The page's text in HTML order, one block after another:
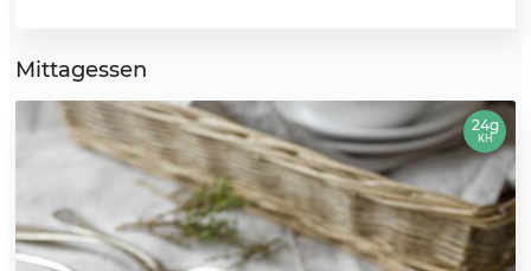
Mittagessen
24g
KH